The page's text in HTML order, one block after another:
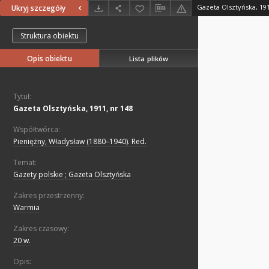
Ukryj szczegóły Gazeta Olsztyńska,
Struktura obiektu
Opis obiektu Lista plików
Tytuł:
Gazeta Olsztyńska, 1911, nr 148
Współtwórca:
Pieniężny, Władysław (1880–1940). Red.
Temat:
Gazety polskie ; Gazeta Olsztyńska
Zakres przestrzenny:
Warmia
Zakres czasowy:
20 w.
Opis: